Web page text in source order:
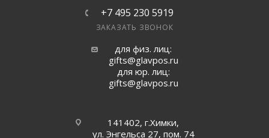
+7 495 230 5919
ЗАКАЗАТЬ ЗВОНОК
для физ. лиц:
gifts@glavpos.ru
для юр. лиц:
gifts@glavpos.ru
141402, г.Химки,
ул. Энгельса 27, пом. 74